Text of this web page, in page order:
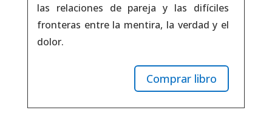
las relaciones de pareja y las difíciles
fronteras entre la mentira, la verdad y el
dolor.
Comprar libro